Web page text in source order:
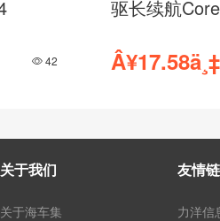
282
动版 2023
Â¥17.58ä¸‡
关于我们
关于海车集
友情
力洋信